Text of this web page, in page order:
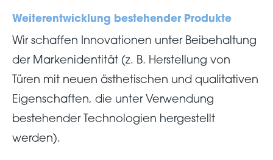
Weiterentwicklung bestehender Produkte
Wir schaffen Innovationen unter Beibehaltung
der Markenidentität (z. B. Herstellung von
Türen mit neuen ästhetischen und qualitativen
Eigenschaften, die unter Verwendung
bestehender Technologien hergestellt
werden).